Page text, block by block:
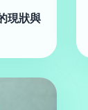
現狀與